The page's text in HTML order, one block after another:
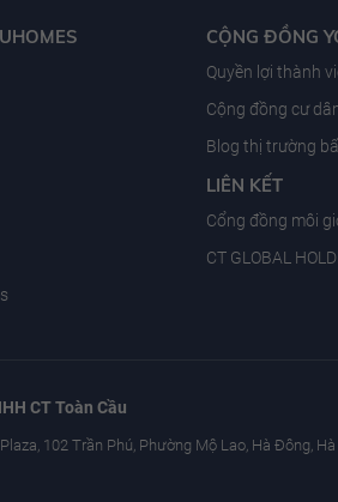
CỘNG ĐỒNG
Quyền lợi thành
Cộng đồng cư
Blog thị trường
LIÊN KẾT
Cổng đồng môi
CT GLOBAL
CT Toàn Cầu
102 Trần Phú, Phường Mộ Lao, Hà Đông, Hà